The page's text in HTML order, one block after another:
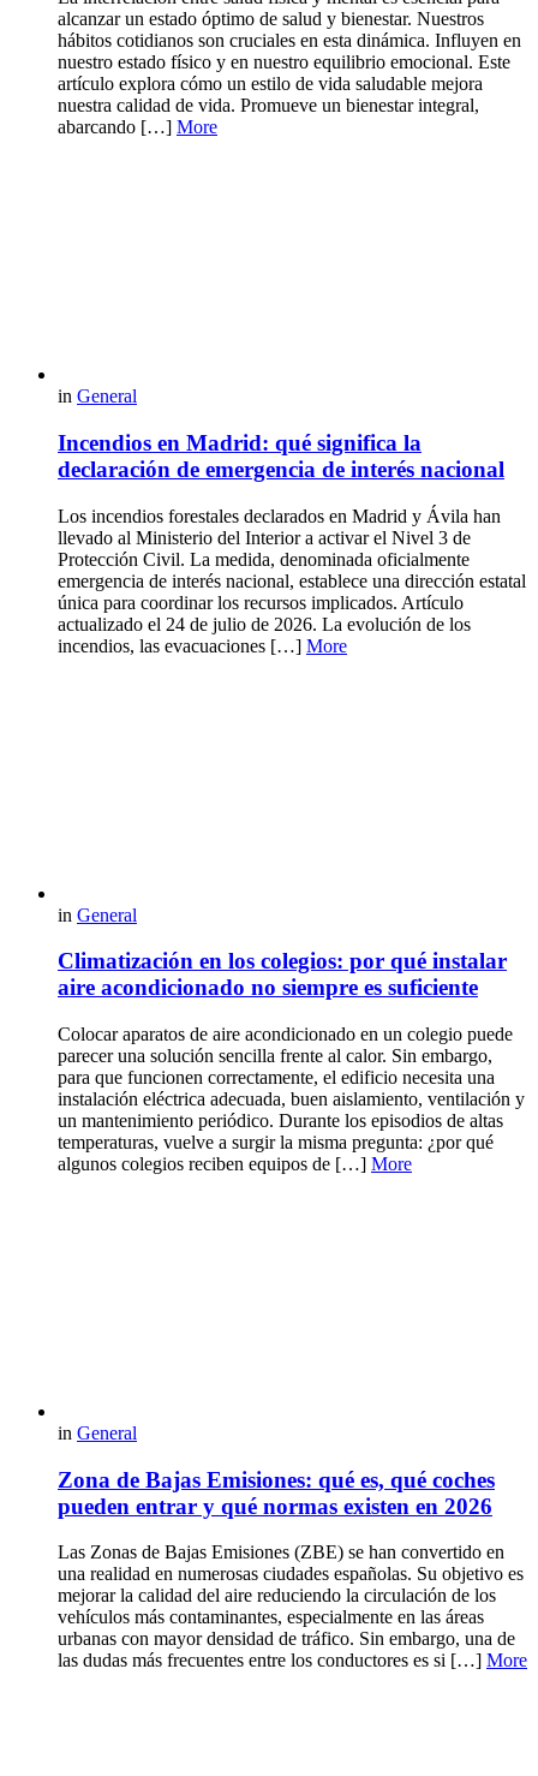
alcanzar un estado óptimo de salud y bienestar. Nuestros
hábitos cotidianos son cruciales en esta dinámica. Influyen en
nuestro estado físico y en nuestro equilibrio emocional. Este
artículo explora cómo un estilo de vida saludable mejora
nuestra calidad de vida. Promueve un bienestar integral,
abarcando […] More
in General
Incendios en Madrid: qué significa la
declaración de emergencia de interés nacional
Los incendios forestales declarados en Madrid y Ávila han
llevado al Ministerio del Interior a activar el Nivel 3 de
Protección Civil. La medida, denominada oficialmente
emergencia de interés nacional, establece una dirección estatal
única para coordinar los recursos implicados. Artículo
actualizado el 24 de julio de 2026. La evolución de los
incendios, las evacuaciones […] More
in General
Climatización en los colegios: por qué instalar
aire acondicionado no siempre es suficiente
Colocar aparatos de aire acondicionado en un colegio puede
parecer una solución sencilla frente al calor. Sin embargo,
para que funcionen correctamente, el edificio necesita una
instalación eléctrica adecuada, buen aislamiento, ventilación y
un mantenimiento periódico. Durante los episodios de altas
temperaturas, vuelve a surgir la misma pregunta: ¿por qué
algunos colegios reciben equipos de […] More
in General
Zona de Bajas Emisiones: qué es, qué coches
pueden entrar y qué normas existen en 2026
Las Zonas de Bajas Emisiones (ZBE) se han convertido en
una realidad en numerosas ciudades españolas. Su objetivo es
mejorar la calidad del aire reduciendo la circulación de los
vehículos más contaminantes, especialmente en las áreas
urbanas con mayor densidad de tráfico. Sin embargo, una de
las dudas más frecuentes entre los conductores es si […] More